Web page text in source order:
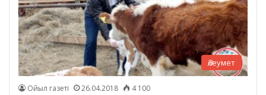
Әлеумет
Ойыл газеті 26.04.2018 4 100